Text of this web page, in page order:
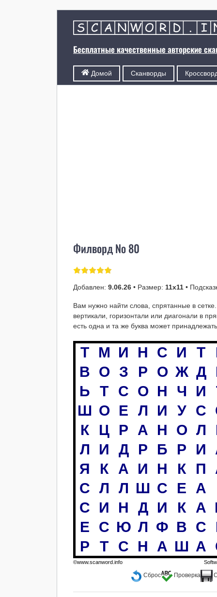
Бесплатные качественные авторские
Домой Сканворды
Филворд № 80
Добавлен:9.06.26 • Размер: 11х11 •
Вам нужно найти слова, спрятанные в
вертикали, горизонтали или диагонали в
есть одна и та же буква может
Сброс Проверка
Т М И Н С И Т
В
О З Р О Ж Д
Ь
Т С О Н Ч И
Ш О Е Л И У С
К
Ц Р А Н О Л
Л
И Д Р Б Р И
Я
К А И Н К П
С
Л Л Ш С Е А
С
И Н Д И К А
Е
С Ю Л Ф В С
Р
Т С Н А Ш А
©www.scanword.info